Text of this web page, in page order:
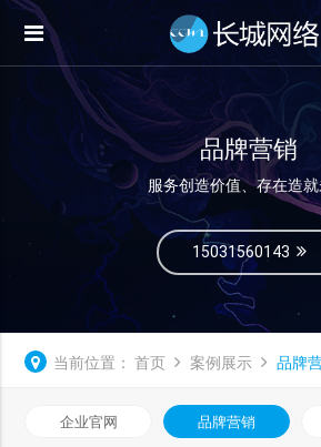
品牌营销
服务创造价值、存在造
15031560143
当前位置： 首页 案例展示 品牌
企业官网 品牌营销